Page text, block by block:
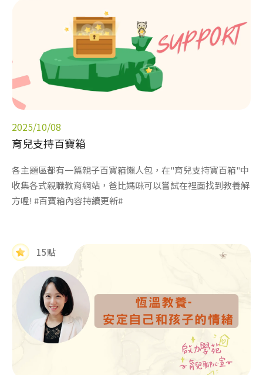
2025/10/08
育兒支持百寶箱
各主題區都有一篇親子百寶箱懶人包，在"育兒支持寶百箱"中
收集各式親職教育網站，爸比媽咪可以嘗試在裡面找到教養解
方喔! #百寶箱內容持續更新#
15點